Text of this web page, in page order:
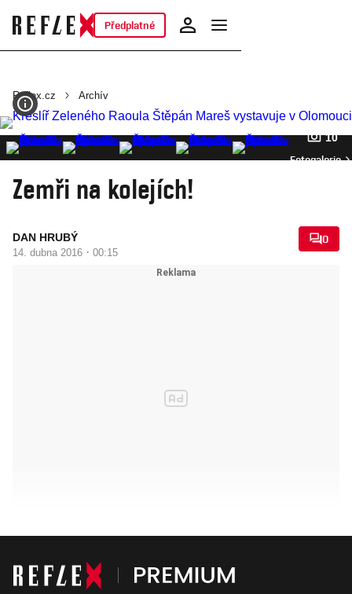
Předplatné
Reflex.cz Archív
10
Fotogalerie
Zemři na kolejích!
DAN HRUBÝ
14. dubna 2016 · 00:15
0